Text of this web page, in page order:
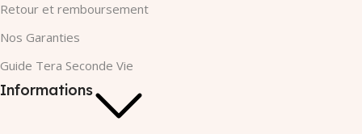
Retour et remboursement
Nos Garanties​
Guide Tera Seconde Vie
Informations